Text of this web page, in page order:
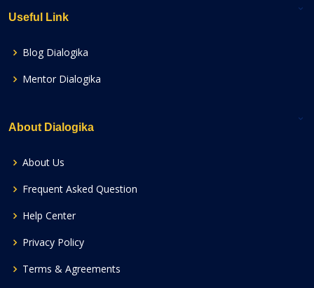
Useful Link
Blog Dialogika
Mentor Dialogika
About Dialogika
About Us
Frequent Asked Question
Help Center
Privacy Policy
Terms & Agreements